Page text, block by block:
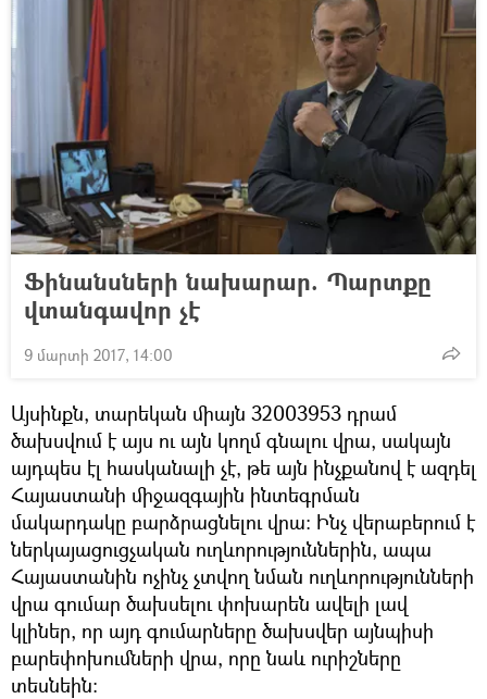
Ֆինանսների նախարար. Պարտքը
վտանգավոր չէ
9 մարտի 2017, 14:00
Այսինքն, տարեկան միայն 32003953 դրամ
ծախսվում է այս ու այն կողմ գնալու վրա, սակայն
այդպես էլ հասկանալի չէ, թե այն ինչքանով է ազդել
Հայաստանի միջազգային ինտեգրման
մակարդակը բարձրացնելու վրա: Ինչ վերաբերում է
ներկայացուցչական ուղևորություններին, ապա
Հայաստանին ոչինչ չտվող նման ուղևորությունների
վրա գումար ծախսելու փոխարեն ավելի լավ
կլիներ, որ այդ գումարները ծախսվեր այնպիսի
բարեփոխումների վրա, որը նաև ուրիշները
տեսնեին: